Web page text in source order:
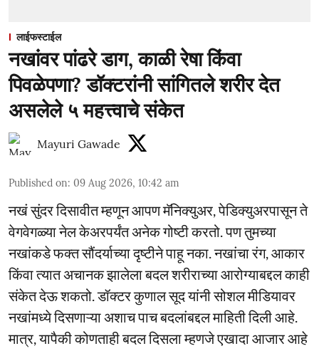
लाईफस्टाईल
नखांवर पांढरे डाग, काळी रेषा किंवा
पिवळेपणा? डॉक्टरांनी सांगितले शरीर देत
असलेले ५ महत्त्वाचे संकेत
Mayuri Gawade
Published on: 09 Aug 2026, 10:42 am
नखं सुंदर दिसावीत म्हणून आपण मॅनिक्युअर, पेडिक्युअरपासून ते
वेगवेगळ्या नेल केअरपर्यंत अनेक गोष्टी करतो. पण तुमच्या
नखांकडे फक्त सौंदर्याच्या दृष्टीने पाहू नका. नखांचा रंग, आकार
किंवा त्यात अचानक झालेला बदल शरीराच्या आरोग्याबद्दल काही
संकेत देऊ शकतो. डॉक्टर कुणाल सूद यांनी सोशल मीडियावर
नखांमध्ये दिसणाऱ्या अशाच पाच बदलांबद्दल माहिती दिली आहे.
मात्र, यापैकी कोणताही बदल दिसला म्हणजे एखादा आजार आहे